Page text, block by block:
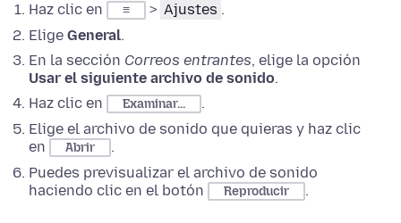
Haz clic en ≡ > Ajustes .
Elige General.
En la sección Correos entrantes, elige la opción
Usar el siguiente archivo de sonido.
Haz clic en
Examinar...
.
Elige el archivo de sonido que quieras y haz clic
en
Abrir
.
Puedes previsualizar el archivo de sonido
haciendo clic en el botón
Reproducir .